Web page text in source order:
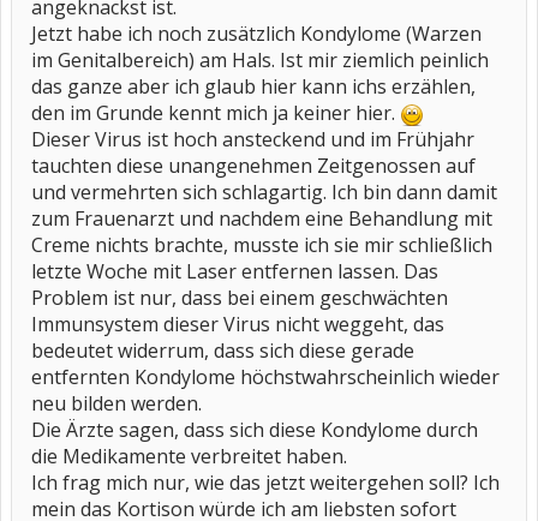
angeknackst ist.
Jetzt habe ich noch zusätzlich Kondylome (Warzen
im Genitalbereich) am Hals. Ist mir ziemlich peinlich
das ganze aber ich glaub hier kann ichs erzählen,
den im Grunde kennt mich ja keiner hier.
Dieser Virus ist hoch ansteckend und im Frühjahr
tauchten diese unangenehmen Zeitgenossen auf
und vermehrten sich schlagartig. Ich bin dann damit
zum Frauenarzt und nachdem eine Behandlung mit
Creme nichts brachte, musste ich sie mir schließlich
letzte Woche mit Laser entfernen lassen. Das
Problem ist nur, dass bei einem geschwächten
Immunsystem dieser Virus nicht weggeht, das
bedeutet widerrum, dass sich diese gerade
entfernten Kondylome höchstwahrscheinlich wieder
neu bilden werden.
Die Ärzte sagen, dass sich diese Kondylome durch
die Medikamente verbreitet haben.
Ich frag mich nur, wie das jetzt weitergehen soll? Ich
mein das Kortison würde ich am liebsten sofort